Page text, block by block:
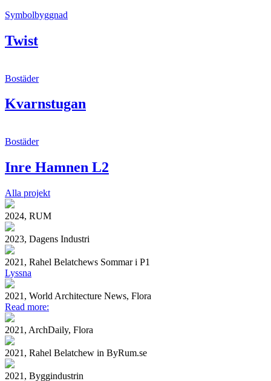
Symbolbyggnad
Twist
Bostäder
Kvarnstugan
Bostäder
Inre Hamnen L2
Alla projekt
2024, RUM
2023, Dagens Industri
2021, Rahel Belatchews Sommar i P1
Lyssna
2021, World Architecture News, Flora
Read more:
2021, ArchDaily, Flora
2021, Rahel Belatchew in ByRum.se
2021, Byggindustrin